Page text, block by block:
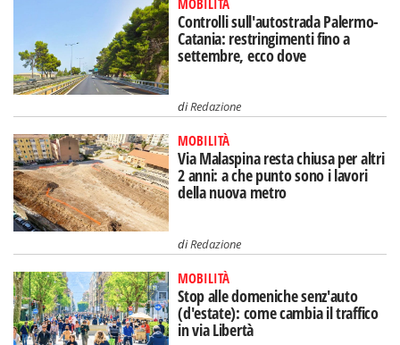
Controlli sull'autostrada Palermo-
Catania: restringimenti fino a
settembre, ecco dove
diRedazione
MOBILITÀ
Via Malaspina resta chiusa per altri
2 anni: a che punto sono i lavori
della nuova metro
diRedazione
MOBILITÀ
Stop alle domeniche senz'auto
(d'estate): come cambia il traffico
in via Libertà